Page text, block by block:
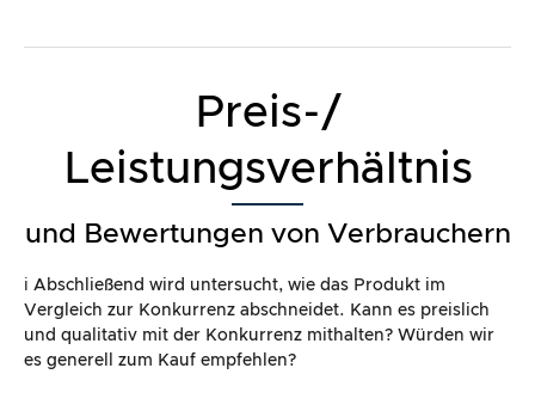
Preis-/
Leistungsverhältnis
und Bewertungen von Verbrauchern
ℹ️ Abschließend wird untersucht, wie das Produkt im
Vergleich zur Konkurrenz abschneidet. Kann es preislich
und qualitativ mit der Konkurrenz mithalten? Würden wir
es generell zum Kauf empfehlen?